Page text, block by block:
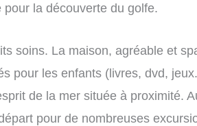
la découverte du golfe.
soins. La maison, agréable et
pour les enfants (livres, dvd,
de la mer située à proximité.
pour de nombreuses